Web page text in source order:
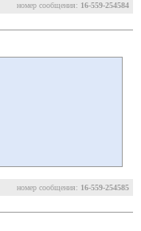
номер сообщения: 16-559-254584
номер сообщения: 16-559-254585